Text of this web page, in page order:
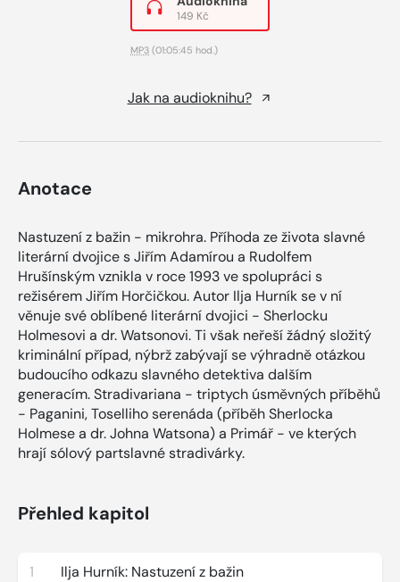
149 Kč
MP3 (01:05:45 hod.)
Jak na audioknihu?
Anotace
Nastuzení z bažin - mikrohra. Příhoda ze života slavné
literární dvojice s Jiřím Adamírou a Rudolfem
Hrušínským vznikla v roce 1993 ve spolupráci s
režisérem Jiřím Horčičkou. Autor Ilja Hurník se v ní
věnuje své oblíbené literární dvojici - Sherlocku
Holmesovi a dr. Watsonovi. Ti však neřeší žádný složitý
kriminální případ, nýbrž zabývají se výhradně otázkou
budoucího odkazu slavného detektiva dalším
generacím. Stradivariana - triptych úsměvných příběhů
- Paganini, Toselliho serenáda (příběh Sherlocka
Holmese a dr. Johna Watsona) a Primář - ve kterých
hrají sólový partslavné stradivárky.
Přehled kapitol
1 Ilja Hurník: Nastuzení z bažin